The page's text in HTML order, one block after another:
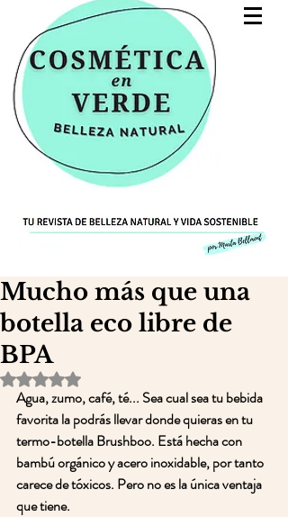
Mucho más que una
botella eco libre de
BPA
Obtuvo NaN de 5 estrellas.
Agua, zumo, café, té... Sea cual sea tu bebida
favorita la podrás llevar donde quieras en tu
termo-botella Brushboo. Está hecha con
bambú orgánico y acero inoxidable, por tanto
carece de tóxicos. Pero no es la única ventaja
que tiene.